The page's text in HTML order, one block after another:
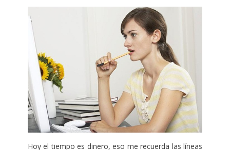
Hoy el tiempo es dinero, eso me recuerda las líneas